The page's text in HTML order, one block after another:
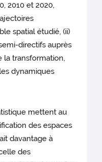
2010 et 2020,
spatial étudié, (ii)
directifs auprès
la transformation,
dynamiques
mettent au
des espaces
davantage à
des